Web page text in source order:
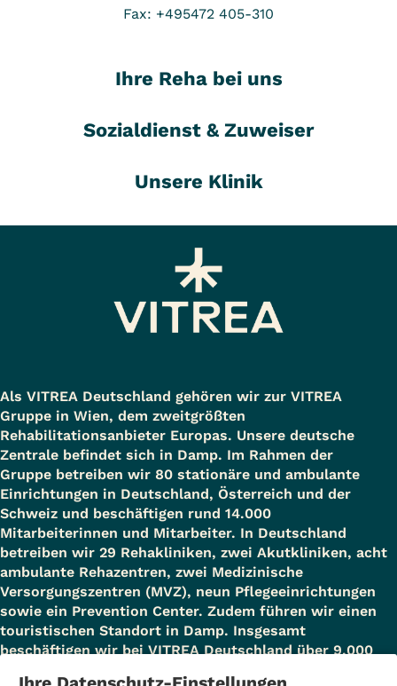
Fax: +495472 405-310
Ihre Reha bei uns
Sozialdienst & Zuweiser
Unsere Klinik
Als VITREA Deutschland gehören wir zur VITREA
Gruppe in Wien, dem zweitgrößten
Rehabilitationsanbieter Europas. Unsere deutsche
Zentrale befindet sich in Damp. Im Rahmen der
Gruppe betreiben wir 80 stationäre und ambulante
Einrichtungen in Deutschland, Österreich und der
Schweiz und beschäftigen rund 14.000
Mitarbeiterinnen und Mitarbeiter. In Deutschland
betreiben wir 29 Rehakliniken, zwei Akutkliniken, acht
ambulante Rehazentren, zwei Medizinische
Versorgungszentren (MVZ), neun Pflegeeinrichtungen
sowie ein Prevention Center. Zudem führen wir einen
touristischen Standort in Damp. Insgesamt
beschäftigen wir bei VITREA Deutschland über 9.000